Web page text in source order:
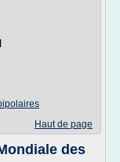
Haut de page
des